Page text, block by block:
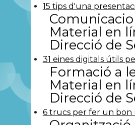
15 tips d'una
Material en
Direcció de
31 eines digitals útils
Formació a
Material en
Direcció de
6 trucs per fer un